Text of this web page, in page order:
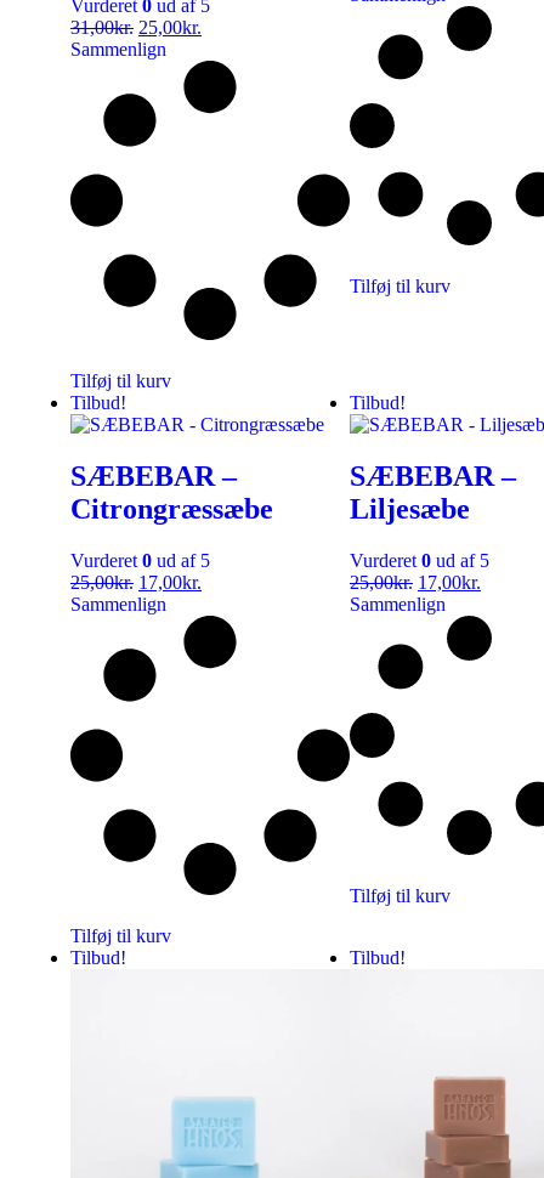
Vurderet0 ud af 5
31,00kr. 25,00kr.
Sammenlign
Tilføj til kurv
Tilføj til kurv
Tilbud!
SÆBEBAR –
Citrongræssæbe
Vurderet 0 ud af 5
25,00kr. 17,00kr.
Sammenlign
Tilføj til kurv
Tilbud!
SÆBEBAR –
Liljesæbe
Vurderet 0 ud af 5
25,00kr. 17,00kr.
Sammenlign
Tilføj til kurv
Tilbud! Tilbud!